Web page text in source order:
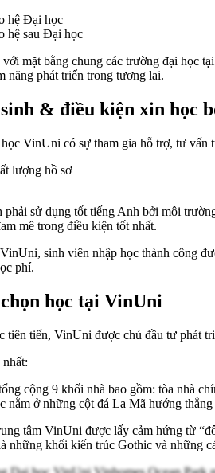
hệ Đại học
hệ sau Đại học
mặt bằng chung các trường đại học
năng phát triển trong tương lai.
& điều kiện xin học
VinUni có sự tham gia hỗ trợ, tư
lượng hồ sơ
phải sử dụng tốt tiếng Anh bởi môi
mê trong điều kiện tốt nhất.
sinh viên nhập học thành công
phí.
học tại VinUni
tiến, VinUni được chủ đầu tư phát
cộng 9 khối nhà bao gồm: tòa nhà
nằm ở những cột đá La Mã hướng
tâm VinUni được lấy cảm hứng từ
những khối kiến trúc Gothic và những